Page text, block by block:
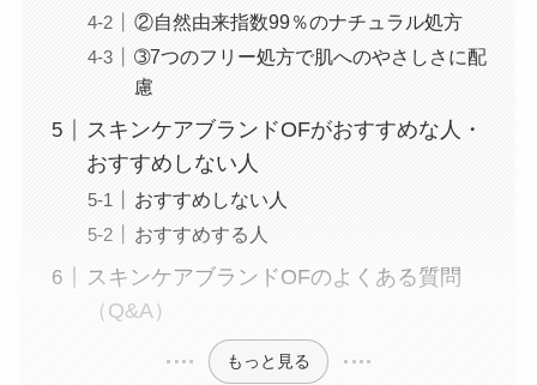
②自然由来指数99％のナチュラル処方
➂7つのフリー処方で肌へのやさしさに配
慮
スキンケアブランドOFがおすすめな人・
おすすめしない人
おすすめしない人
おすすめする人
スキンケアブランドOFのよくある質問
（Q&A）
もっと見る